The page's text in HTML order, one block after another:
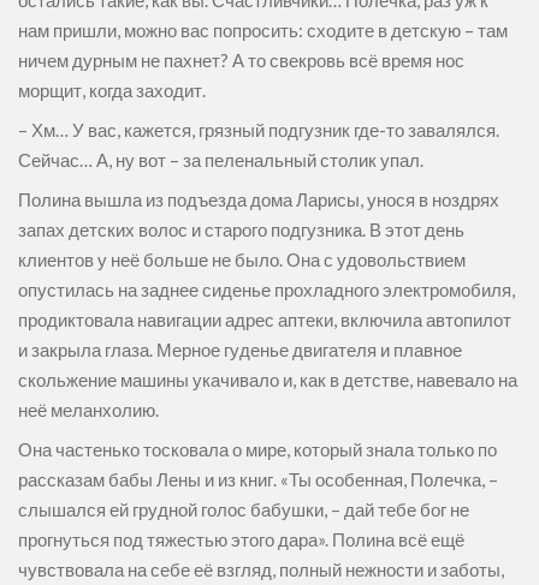
нам пришли, можно вас попросить: сходите в детскую – там
ничем дурным не пахнет? А то свекровь всё время нос
морщит, когда заходит.
– Хм… У вас, кажется, грязный подгузник где-то завалялся.
Сейчас… А, ну вот – за пеленальный столик упал.
Полина вышла из подъезда дома Ларисы, унося в ноздрях
запах детских волос и старого подгузника. В этот день
клиентов у неё больше не было. Она с удовольствием
опустилась на заднее сиденье прохладного электромобиля,
продиктовала навигации адрес аптеки, включила автопилот
и закрыла глаза. Мерное гуденье двигателя и плавное
скольжение машины укачивало и, как в детстве, навевало на
неё меланхолию.
Она частенько тосковала о мире, который знала только по
рассказам бабы Лены и из книг. «Ты особенная, Полечка, –
слышался ей грудной голос бабушки, – дай тебе бог не
прогнуться под тяжестью этого дара». Полина всё ещё
чувствовала на себе её взгляд, полный нежности и заботы,